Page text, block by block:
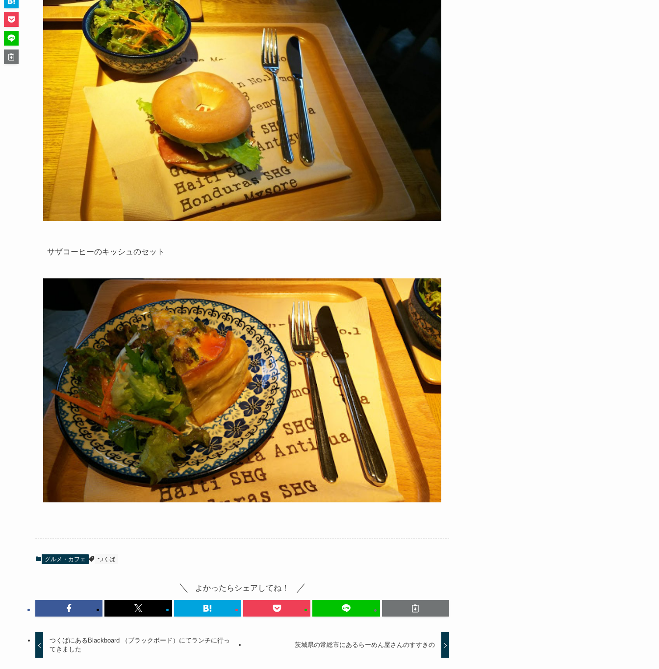
サザコーヒーのキッシュのセット
グルメ・カフェ つくば
よかったらシェアしてね！
つくばにあるBlackboard （ブラックボード）にてランチに行っ
てきました
茨城県の常総市にあるらーめん屋さんのすすきの